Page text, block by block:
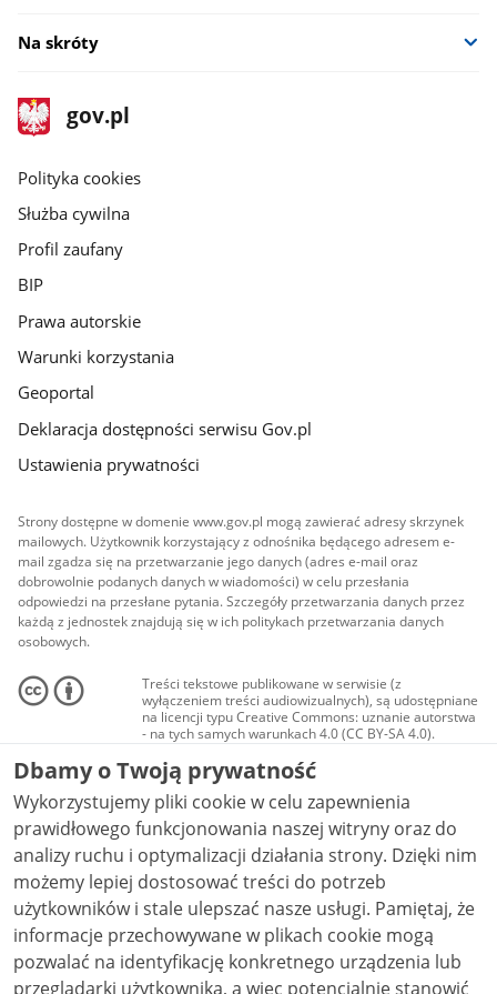
Na skróty
stopka
gov.pl
Strona
gov.pl
gov.pl
Polityka cookies
Służba cywilna
Profil zaufany
BIP
Prawa autorskie
Warunki korzystania
Geoportal
Deklaracja dostępności serwisu Gov.pl
Ustawienia prywatności
Strony dostępne w domenie www.gov.pl mogą zawierać adresy skrzynek
mailowych. Użytkownik korzystający z odnośnika będącego adresem e-
mail zgadza się na przetwarzanie jego danych (adres e-mail oraz
dobrowolnie podanych danych w wiadomości) w celu przesłania
odpowiedzi na przesłane pytania. Szczegóły przetwarzania danych przez
każdą z jednostek znajdują się w ich politykach przetwarzania danych
osobowych.
Treści tekstowe publikowane w serwisie (z
wyłączeniem treści audiowizualnych), są udostępniane
na licencji typu Creative Commons: uznanie autorstwa
- na tych samych warunkach 4.0 (CC BY-SA 4.0).
Materiały audiowizualne, w tym zdjęcia, materiały
audio i wideo, są udostępniane na licencji typu
Creative Commons: uznanie autorstwa użycie
niekomercyjne - bez utworów zależnych 4.0 (CC BY-
NC-ND 4.0), o ile nie jest to stwierdzone inaczej.
Dbamy o Twoją prywatność
Wykorzystujemy pliki cookie w celu zapewnienia
prawidłowego funkcjonowania naszej witryny oraz do
analizy ruchu i optymalizacji działania strony. Dzięki nim
możemy lepiej dostosować treści do potrzeb
użytkowników i stale ulepszać nasze usługi. Pamiętaj, że
informacje przechowywane w plikach cookie mogą
pozwalać na identyfikację konkretnego urządzenia lub
przeglądarki użytkownika, a więc potencjalnie stanowić